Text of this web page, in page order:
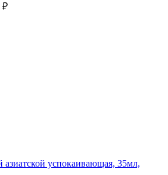
₽
азиатской успокаивающая, 35мл,